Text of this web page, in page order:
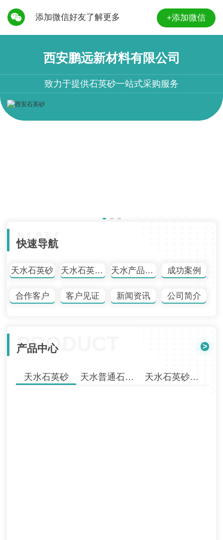
添加微信好友了解更多 +添加微信
西安鹏远新材料有限公司
致力于提供石英砂一站式采购服务
NAV
快速导航
天水石英砂 天水石英砂批发 天水产品中心 成功案例
合作客户 客户见证 新闻资讯 公司简介
PRODUCT
产品中心 >
天水石英砂 天水普通石英砂 天水石英砂批发